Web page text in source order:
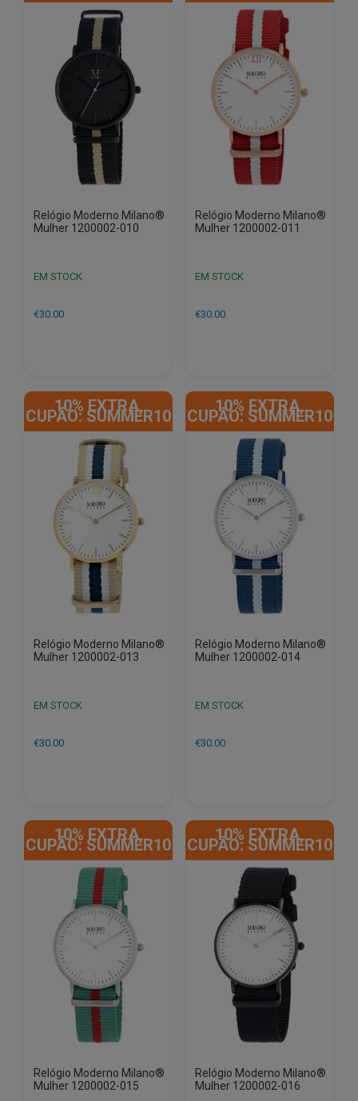
Relógio Moderno Milano®
Mulher 1200002-010
EM STOCK
€30.00
Relógio Moderno Milano®
Mulher 1200002-011
EM STOCK
€30.00
10% EXTRA,
CUPÃO: SUMMER10
Relógio Moderno Milano®
Mulher 1200002-013
EM STOCK
€30.00
10% EXTRA,
CUPÃO: SUMMER10
Relógio Moderno Milano®
Mulher 1200002-014
EM STOCK
€30.00
10% EXTRA,
CUPÃO: SUMMER10
Relógio Moderno Milano®
Mulher 1200002-015
10% EXTRA,
CUPÃO: SUMMER10
Relógio Moderno Milano®
Mulher 1200002-016